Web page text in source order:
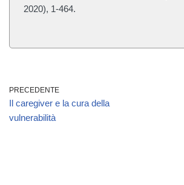
2020), 1-464.
PRECEDENTE
Il caregiver e la cura della
vulnerabilità